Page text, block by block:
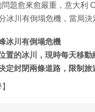
題愈來愈嚴重，意大利
冰川有倒塌危機，當局
冰川有倒塌危機
置的冰川，現時每天移動
定封閉兩條道路，限制